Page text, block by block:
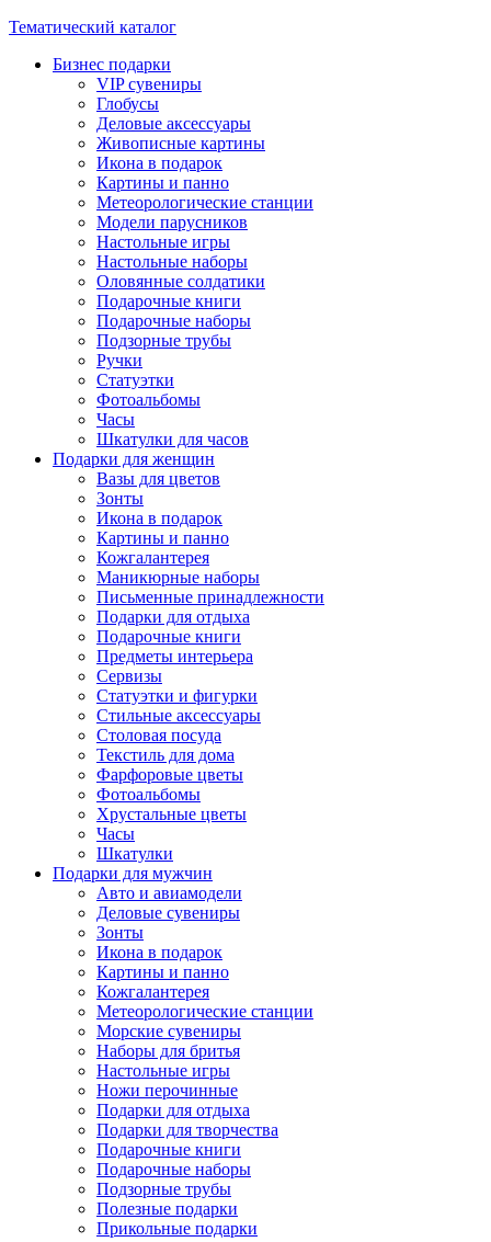
Тематический каталог
Бизнес подарки
VIP сувениры
Глобусы
Деловые аксессуары
Живописные картины
Икона в подарок
Картины и панно
Метеорологические станции
Модели парусников
Настольные игры
Настольные наборы
Оловянные солдатики
Подарочные книги
Подарочные наборы
Подзорные трубы
Ручки
Статуэтки
Фотоальбомы
Часы
Шкатулки для часов
Подарки для женщин
Вазы для цветов
Зонты
Икона в подарок
Картины и панно
Кожгалантерея
Маникюрные наборы
Письменные принадлежности
Подарки для отдыха
Подарочные книги
Предметы интерьера
Сервизы
Статуэтки и фигурки
Стильные аксессуары
Столовая посуда
Текстиль для дома
Фарфоровые цветы
Фотоальбомы
Хрустальные цветы
Часы
Шкатулки
Подарки для мужчин
Авто и авиамодели
Деловые сувениры
Зонты
Икона в подарок
Картины и панно
Кожгалантерея
Метеорологические станции
Морские сувениры
Наборы для бритья
Настольные игры
Ножи перочинные
Подарки для отдыха
Подарки для творчества
Подарочные книги
Подарочные наборы
Подзорные трубы
Полезные подарки
Прикольные подарки